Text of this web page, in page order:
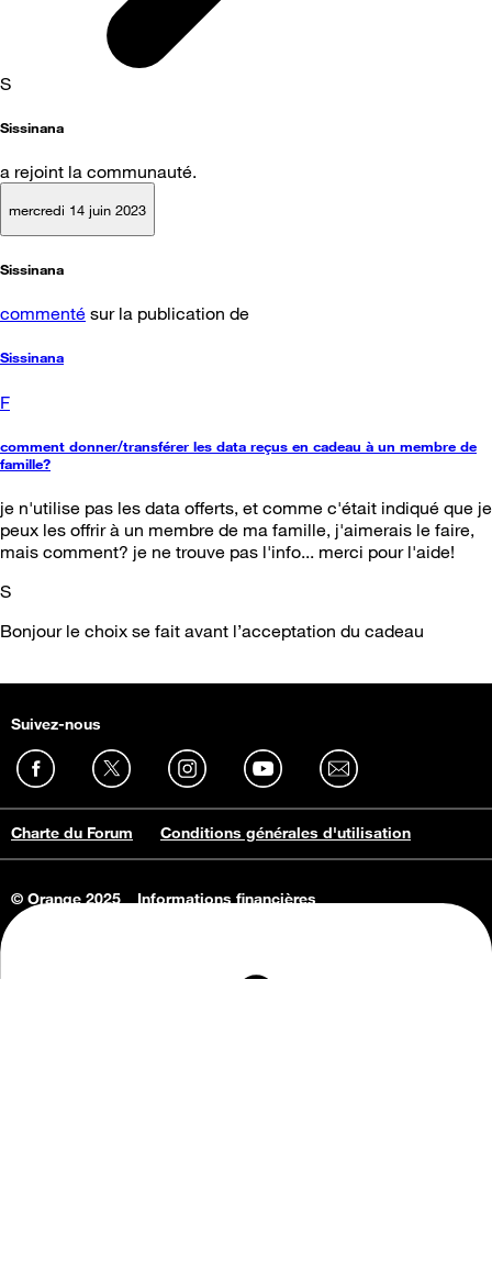
S
Sissinana
a rejoint la communauté.
mercredi 14 juin 2023
Sissinana
commenté sur la publication de
Sissinana
F
comment donner/transférer les data reçus en cadeau à un membre de
famille?
je n'utilise pas les data offerts, et comme c'était indiqué que je
peux les offrir à un membre de ma famille, j'aimerais le faire,
mais comment? je ne trouve pas l'info... merci pour l'aide!
S
Bonjour le choix se fait avant l’acceptation du cadeau
Suivez-nous
Charte du Forum Conditions générales d'utilisation
© Orange 2025
Informations financières